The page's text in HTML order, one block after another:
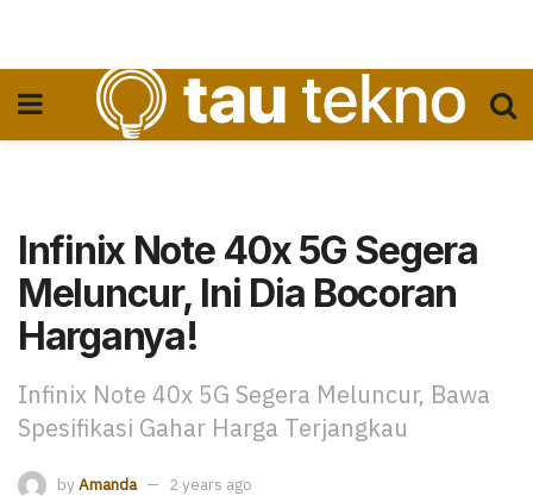
Infinix Note 40x 5G Segera
Meluncur, Ini Dia Bocoran
Harganya!
Infinix Note 40x 5G Segera Meluncur, Bawa
Spesifikasi Gahar Harga Terjangkau
by Amanda 2 years ago